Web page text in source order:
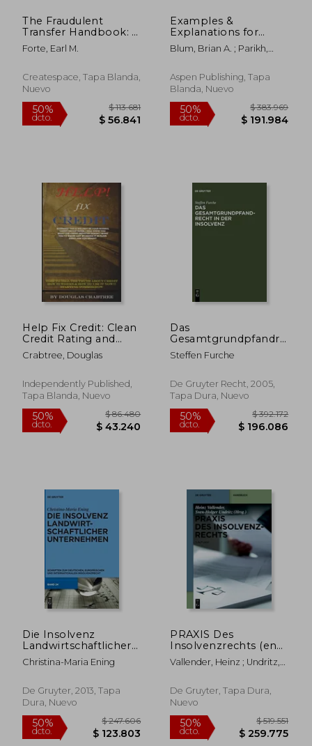
$ 90.559
The Fraudulent
Transfer Handbook: A
Practical Guide for
Lawyers and Clients
Forte, Earl M.
Createspace, Tapa Blanda,
Nuevo
Examples &
Explanations for
Bankruptcy and
Debtor/Creditor (en
Blum, Brian A. ; Parikh,
Aspen Publishing, Tapa
Blanda, Nuevo
Help Fix Credit: Clean
Credit Rating and
Credit Repair Fix -
Clean Up Credit
(en Inglés)
Crabtree, Douglas
Independently Published,
Tapa Blanda, Nuevo
Das
Gesamtgrundpfandrecht
in der Insolvenz:
Unter Besonderer
Seiner Entstehung
(en Alemán)
Steffen Furche
De Gruyter Recht, 2005,
Tapa Dura, Nuevo
Die Insolvenz
Landwirtschaftlicher
Unternehmen
(Schriften zum
Ischen und
Internationalen in)
Christina-Maria Ening
De Gruyter, 2013, Tapa
Dura, Nuevo
PRAXIS Des
Insolvenzrechts (en
Alemán)
Vallender, Heinz ; Undritz,
De Gruyter, Tapa Dura,
Nuevo